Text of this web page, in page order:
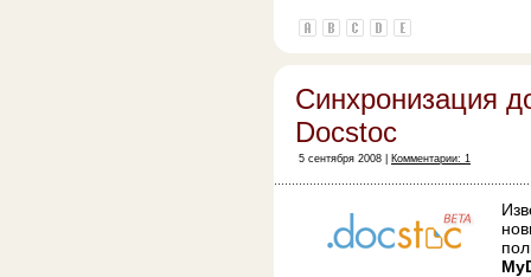
Синхронизация
Docstoc
5 сентября 2008 | Комментарии: 1